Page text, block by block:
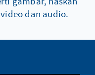
dan audio.